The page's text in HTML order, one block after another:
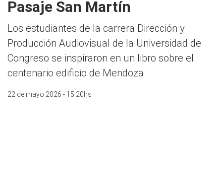
Pasaje San Martín
Los estudiantes de la carrera Dirección y
Producción Audiovisual de la Universidad de
Congreso se inspiraron en un libro sobre el
centenario edificio de Mendoza
22 de mayo 2026 - 15:20hs